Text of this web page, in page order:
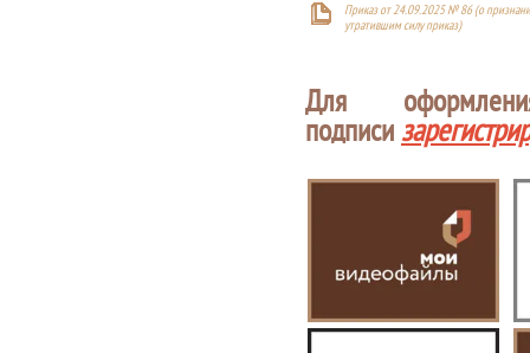
Приказ от 24.09.2025 № 86 (о
утратившим силу приказ)
Для
подписи